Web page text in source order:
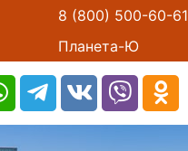
8 (800) 500-60-61
Планета-Ю